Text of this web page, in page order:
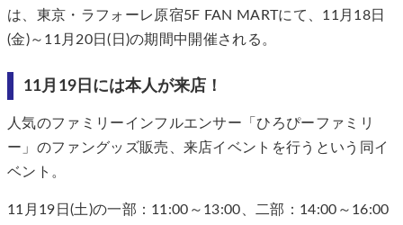
は、東京・ラフォーレ原宿5F FAN MARTにて、11月18日
(金)～11月20日(日)の期間中開催される。
11月19日には本人が来店！
人気のファミリーインフルエンサー「ひろぴーファミリ
ー」のファングッズ販売、来店イベントを行うという同イ
ベント。
11月19日(土)の一部：11:00～13:00、二部：14:00～16:00